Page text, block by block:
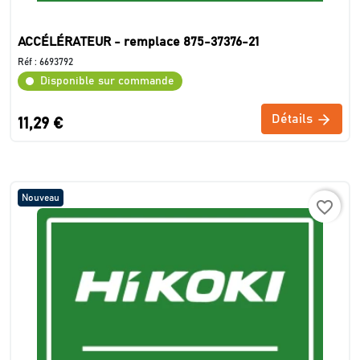
ACCÉLÉRATEUR - remplace 875-37376-21
Réf : 6693792
Disponible sur commande
11,29 € Détails
Nouveau
favorite_border